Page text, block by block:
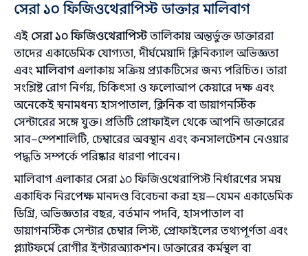
সেরা ১০ ফিজিওথেরাপিস্ট ডাক্তার মালিবাগ
এই সেরা ১০ ফিজিওথেরাপিস্টতালিকায় অন্তর্ভুক্ত ডাক্তাররা
তাদের একাডেমিক যোগ্যতা, দীর্ঘমেয়াদি ক্লিনিক্যাল অভিজ্ঞতা
এবংমালিবাগএলাকায় সক্রিয় প্র্যাকটিসের জন্য পরিচিত। তারা
সংশ্লিষ্ট রোগ নির্ণয়, চিকিৎসা ও ফলোআপ কেয়ারে দক্ষ এবং
অনেকেই স্বনামধন্য হাসপাতাল, ক্লিনিক বা ডায়াগনস্টিক
সেন্টারের সঙ্গে যুক্ত। প্রতিটি প্রোফাইল থেকে আপনি ডাক্তারের
সাব–স্পেশালিটি, চেম্বারের অবস্থান এবং কনসালটেশন নেওয়ার
পদ্ধতি সম্পর্কে পরিষ্কার ধারণা পাবেন।
মালিবাগ এলাকার সেরা ১০ ফিজিওথেরাপিস্ট নির্ধারণের সময়
একাধিক নিরপেক্ষ মানদণ্ড বিবেচনা করা হয়—যেমন একাডেমিক
ডিগ্রি, অভিজ্ঞতার বছর, বর্তমান পদবি, হাসপাতাল বা
ডায়াগনস্টিক সেন্টার চেম্বার লিস্ট, প্রোফাইলের তথ্যপূর্ণতা এবং
প্ল্যাটফর্মে রোগীর ইন্টারঅ্যাকশন। ডাক্তারের কর্মস্থল বা